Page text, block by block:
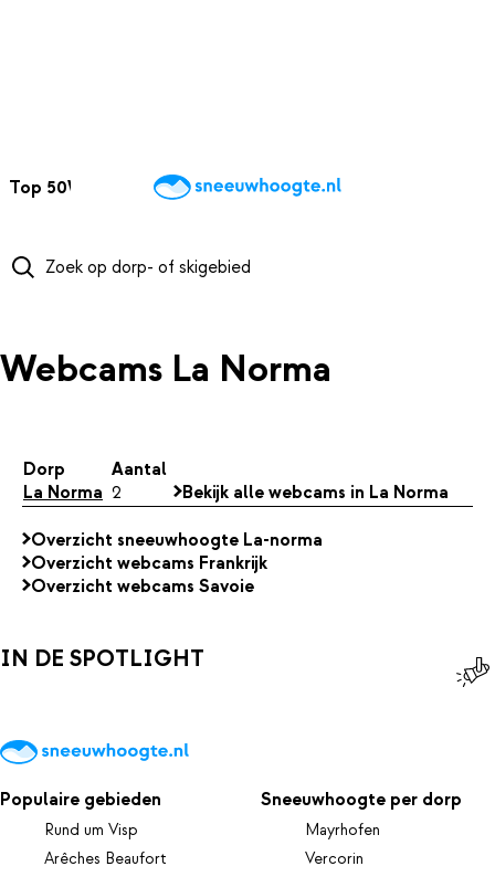
Top 50Webcams WintersportweerKaarten
Webcams La Norma
Dorp
Aantal
La Norma 2 Bekijk alle webcams in La Norma
Overzicht sneeuwhoogte La-norma
Overzicht webcams Frankrijk
Overzicht webcams Savoie
IN DE SPOTLIGHT
Populaire gebieden
Rund um Visp
Arêches Beaufort
Sneeuwhoogte per dorp
Mayrhofen
Vercorin